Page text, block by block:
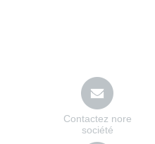
Contactez nore
société